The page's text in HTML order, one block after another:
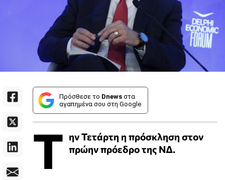
Πρόσθεσε το Dnews στα
αγαπημένα σου στη Google
Τ ην Τετάρτη η πρόσκληση στον
πρώην πρόεδρο της ΝΔ.